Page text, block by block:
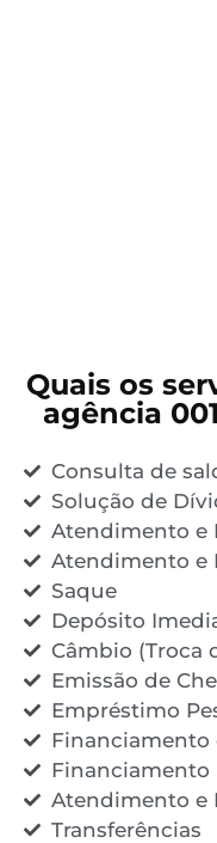
Quais os
agência
Consulta de
Solução de
Atendimento e
Atendimento e
Saque
Depósito
Câmbio (Troca
Emissão de
Empréstimo
Financiamento
Financiamento
Atendimento e
Transferências